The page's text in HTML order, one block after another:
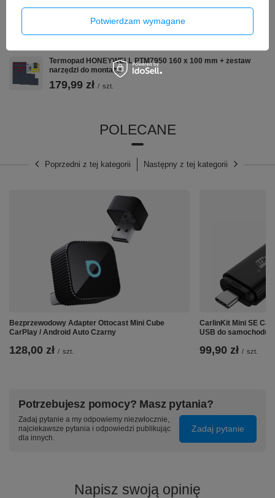
Wyświetlacz Ekran dotyk do Samsung Galaxy A15 5G 4G
A155 A156 Incell Ramka
89,00 zł
Termopad HONEYWELL PTM7950 160 x 100 mm + zestaw
narzędzi do montażu
179,99 zł / szt.
POLECANE
Poprzedni z tej kategorii Następny z tej kategorii
Bezprzewodowy Adapter Ottocast Mini Cube
CarPlay / Android Auto Czarny
128,00 zł / szt.
CarlinKit Mini SE
USB do samochodu
99,90 zł / szt.
Potrzebujesz pomocy? Masz pytania?
Zadaj pytanie a my odpowiemy niezwłocznie,
najciekawsze pytania i odpowiedzi publikując
dla innych.
Zadaj pytanie
Napisz swoją opinię
Potwierdzam wymagane